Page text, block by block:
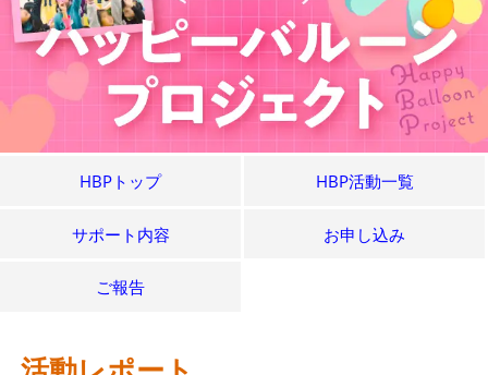
HBPトップ HBP活動一覧
サポート内容 お申し込み
ご報告